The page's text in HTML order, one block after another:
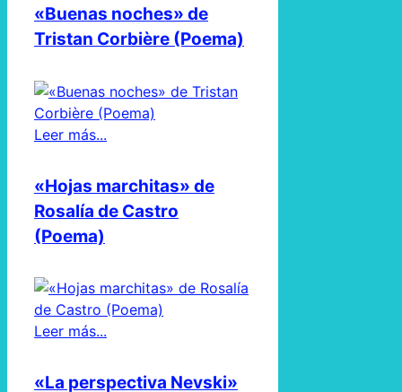
«Buenas noches» de
Tristan Corbière (Poema)
Leer más...
«Hojas marchitas» de
Rosalía de Castro
(Poema)
Leer más...
«La perspectiva Nevski»